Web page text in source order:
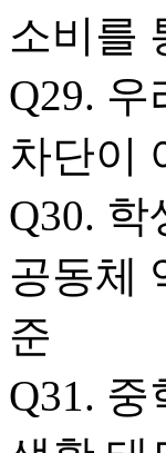
소비를
Q29. 우
차단이
Q30.
공동체
준
Q31.